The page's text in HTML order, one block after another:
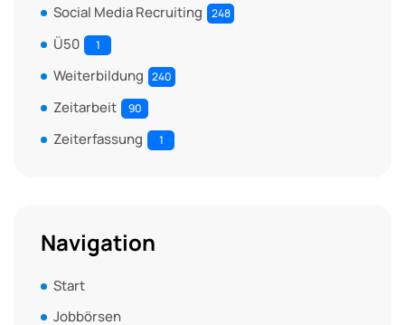
Social Media Recruiting 248
Ü50 1
Weiterbildung 240
Zeitarbeit 90
Zeiterfassung 1
Navigation
Start
Jobbörsen